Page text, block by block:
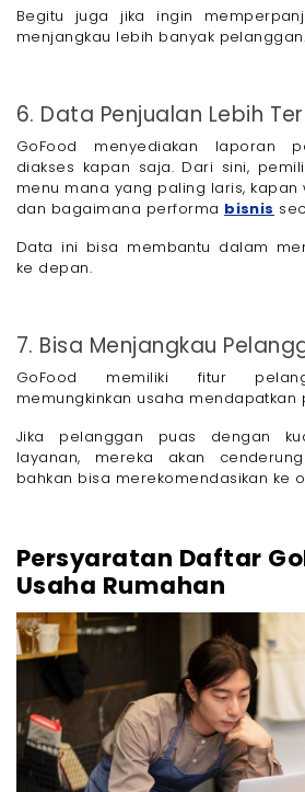
Begitu juga jika ingin
menjangkau lebih banyak pelanggan.
6. Data Penjualan Lebih
GoFood menyediakan laporan
diakses kapan saja. Dari sini,
menu mana yang paling laris,
dan bagaimana performa bisnis
Data ini bisa membantu dalam
ke depan.
7. Bisa Menjangkau
GoFood memiliki fitur
memungkinkan usaha mendapatkan
Jika pelanggan puas dengan
layanan, mereka akan
bahkan bisa merekomendasikan ke
Persyaratan Daftar
Usaha Rumahan